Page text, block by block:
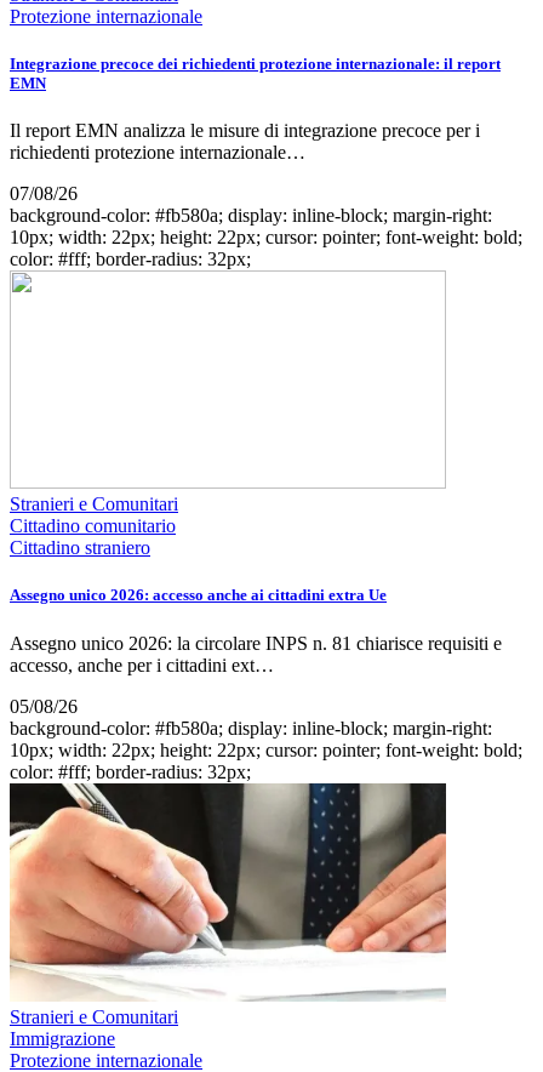
Protezione internazionale
Integrazione precoce dei richiedenti protezione internazionale: il report
EMN
Il report EMN analizza le misure di integrazione precoce per i
richiedenti protezione internazionale…
07/08/26
background-color: #fb580a; display: inline-block; margin-right:
10px; width: 22px; height: 22px; cursor: pointer; font-weight: bold;
color: #fff; border-radius: 32px;
Stranieri e Comunitari
Cittadino comunitario
Cittadino straniero
Assegno unico 2026: accesso anche ai cittadini extra Ue
Assegno unico 2026: la circolare INPS n. 81 chiarisce requisiti e
accesso, anche per i cittadini ext…
05/08/26
background-color: #fb580a; display: inline-block; margin-right:
10px; width: 22px; height: 22px; cursor: pointer; font-weight: bold;
color: #fff; border-radius: 32px;
Stranieri e Comunitari
Immigrazione
Protezione internazionale